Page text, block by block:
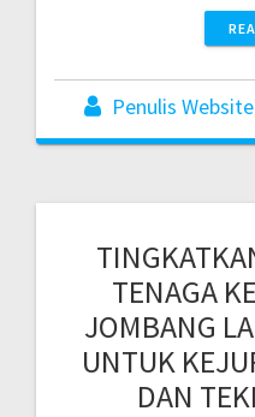
Penulis Website
TENAGA
JOMBANG
UNTUK
DAN